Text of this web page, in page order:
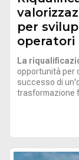
per
operatori
La
opportunità per
successo di
trasformazione